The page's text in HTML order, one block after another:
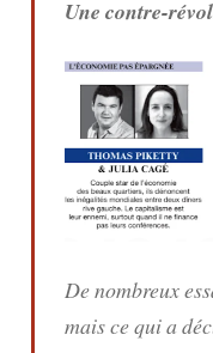
Une contre-
De nombreux
mais ce qui a